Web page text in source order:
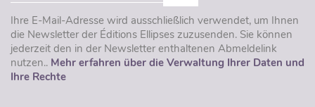
Ihre E-Mail-Adresse wird ausschließlich verwendet, um Ihnen
die Newsletter der Éditions Ellipses zuzusenden. Sie können
jederzeit den in der Newsletter enthaltenen Abmeldelink
nutzen.. Mehr erfahren über die Verwaltung Ihrer Daten und
Ihre Rechte